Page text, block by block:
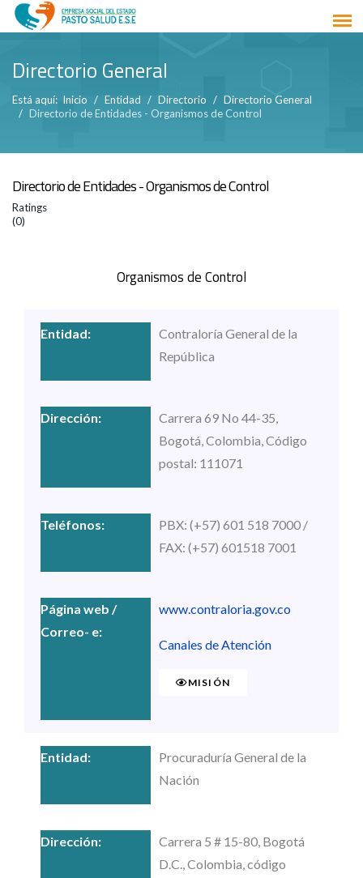
Directorio General
Está aquí: Inicio Entidad Directorio
Directorio General
Directorio de Entidades - Organismos de Control
Directorio de Entidades - Organismos de Control
Ratings
(0)
Organismos de Control
Contraloría General de la
República
Carrera 69 No 44-35,
Bogotá, Colombia, Código
postal: 111071
PBX: (+57) 601 518 7000 /
FAX: (+57) 601518 7001
www.contraloria.gov.co
Canales de Atención
MISIÓN
Procuraduría General de la
Nación
Carrera 5 # 15-80, Bogotá
D.C., Colombia, código